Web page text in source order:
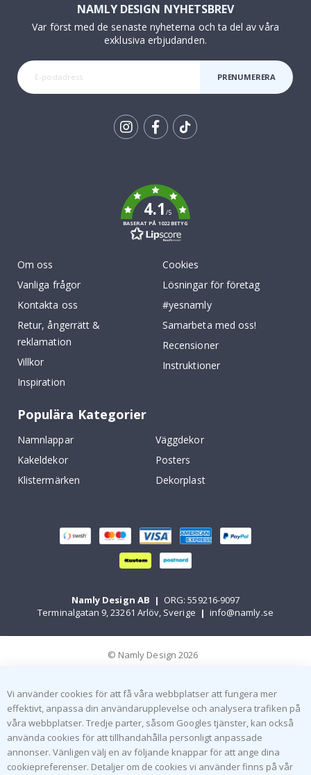
NAMLY DESIGN NYHETSBREV
Var först med de senaste nyheterna och ta del av våra
exklusiva erbjudanden.
PRENUMERERA
4.1/5
BASERAT PÅ 1022 BETYG
Om oss
Vanliga frågor
Kontakta oss
Retur, ångerrätt &
reklamation
Villkor
Inspiration
Cookies
Lösningar för företag
#yesnamly
Samarbeta med oss!
Recensioner
Instruktioner
Populära Kategorier
Namnlappar
Väggdekor
Kakeldekor
Posters
Klistermärken
Dekorplast
Namly Design AB | ORG: 559216-9097
Terminalgatan 9, 23261 Arlöv, Sverige | info@namly.se
© Namly Design 2026
Vi använder cookies för att få våra webbplatser att fungera mer
effektivt, anpassa din användarupplevelse och analysera trafiken på
våra webbplatser. Tredje parter, såsom Googles tjänster, kan också
använda cookies för att tillhandahålla personligt anpassade
annonser. Vänligen välj en av följande knappar för att ange dina
cookiepreferenser. Detaljer om de cookies vi använder finns på vår